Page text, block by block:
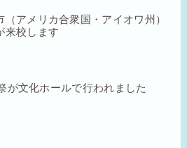
（アメリカ合衆国・アイオワ州）
来校します
が文化ホールで行われました